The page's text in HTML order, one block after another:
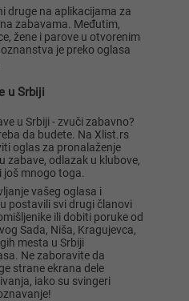
druge na aplikacijama za
zabavama. Međutim,
žene i parove u otvorenim
je preko oglasa
u Srbiji
u Srbiji - zvuči zabavno?
da budete. Na Xlist.rs
oglas za pronalaženje
zabave, odlazak u klubove,
još mnogo toga.
vašeg oglasa i
postavili svi drugi članovi
ili dobiti poruke od
Sada, Niša, Kragujevca,
mesta u Srbiji
Ne zaboravite da
strane ekrana dele
iako su svingeri